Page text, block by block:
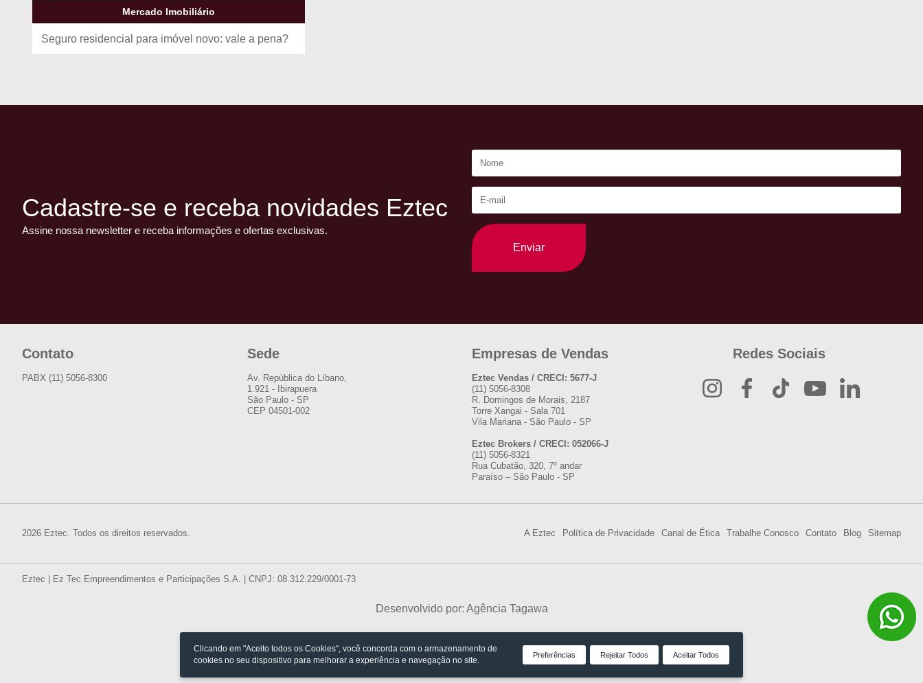
Mercado Imobiliário
Seguro residencial para imóvel novo: vale a pena?
Cadastre-se e receba novidades Eztec
Assine nossa newsletter e receba informações e ofertas exclusivas.
Enviar
Contato
PABX (11) 5056-8300
Sede
Av. República do Líbano,
1.921 - Ibirapuera
São Paulo - SP
CEP 04501-002
Empresas de Vendas
Eztec Vendas / CRECI: 5677-J
(11) 5056-8308
R. Domingos de Morais, 2187
Torre Xangai - Sala 701
Vila Mariana - São Paulo - SP
Eztec Brokers / CRECI: 052066-J
(11) 5056-8321
Rua Cubatão, 320, 7º andar
Paraíso – São Paulo - SP
Redes Sociais
2026 Eztec. Todos os direitos reservados. A Eztec Política de Privacidade Canal de Ética Trabalhe Conosco Contato Blog Sitemap
Eztec | Ez Tec Empreendimentos e Participações S.A. | CNPJ: 08.312.229/0001-73
Desenvolvido por: Agência Tagawa
Clicando em "Aceito todos os Cookies", você concorda com o armazenamento de
cookies no seu dispositivo para melhorar a experiência e navegação no site.
Preferências Rejeitar Todos Aceitar Todos